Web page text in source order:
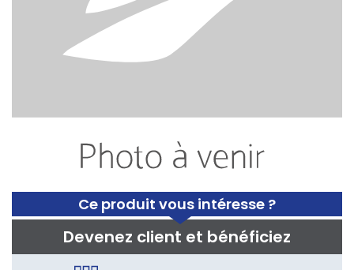
Ce produit vous intéresse ?
Devenez client et bénéficiez